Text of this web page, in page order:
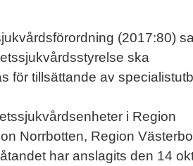
(2017:80)
ska
för tillsättande av
i Region
Norrbotten, Region
har anslagits den 14